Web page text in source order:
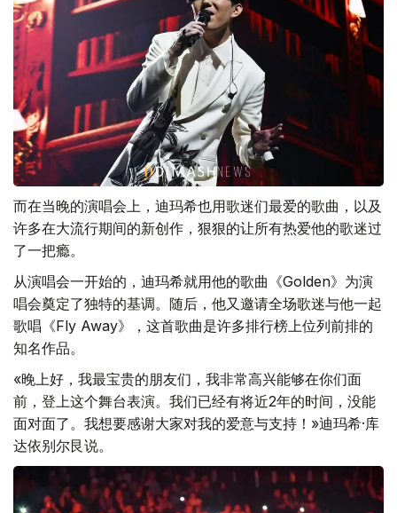
而在当晚的演唱会上，迪玛希也用歌迷们最爱的歌曲，以及
许多在大流行期间的新创作，狠狠的让所有热爱他的歌迷过
了一把瘾。
从演唱会一开始的，迪玛希就用他的歌曲《Golden》为演
唱会奠定了独特的基调。随后，他又邀请全场歌迷与他一起
歌唱《Fly Away》，这首歌曲是许多排行榜上位列前排的
知名作品。
«晚上好，我最宝贵的朋友们，我非常高兴能够在你们面
前，登上这个舞台表演。我们已经有将近2年的时间，没能
面对面了。我想要感谢大家对我的爱意与支持！»迪玛希·库
达依别尔艮说。